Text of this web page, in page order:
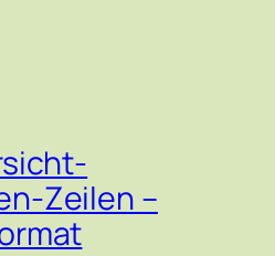
Zeilen –